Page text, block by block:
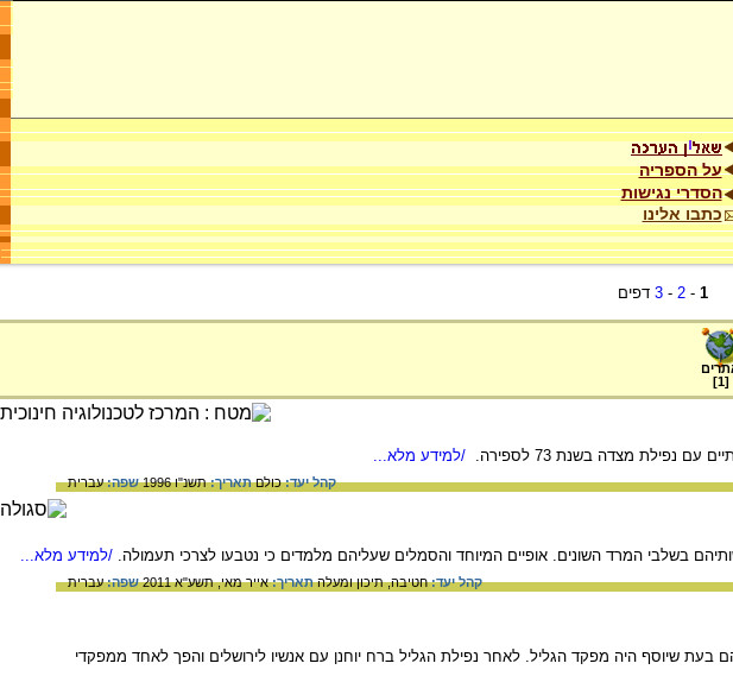
על הספריה
הסדרי נגישות
כתבו אלינו
1
-
2
-
3 דפים
[
1
]
/למידע מלא...
קהל יעד:כולםתאריך:תשנ"ו 1996 שפה:עברית
בשלבי המרד השונים. אופיים המיוחד והסמלים שעליהם מלמדים כי נטבעו לצרכי תעמולה. /למידע מלא...
קהל יעד:חטיבה,תיכון ומעלהתאריך:אייר מאי, תשע"א 2011 שפה:עברית
בעת שיוסף היה מפקד הגליל. לאחר נפילת הגליל ברח יוחנן עם אנשיו לירושלים והפך לאחד ממפקדי